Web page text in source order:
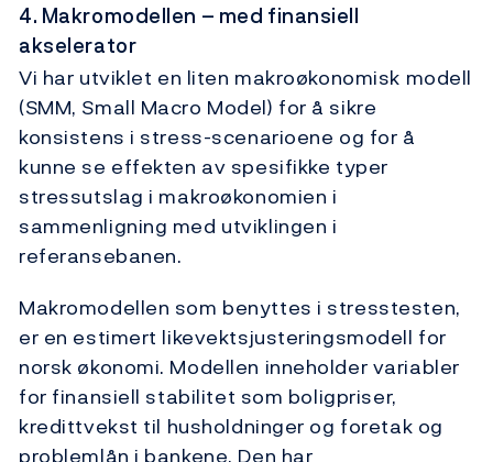
4. Makromodellen – med finansiell
akselerator
Vi har utviklet en liten makroøkonomisk modell
(SMM, Small Macro Model) for å sikre
konsistens i stress-scenarioene og for å
kunne se effekten av spesifikke typer
stressutslag i makroøkonomien i
sammenligning med utviklingen i
referansebanen.
Makromodellen som benyttes i stresstesten,
er en estimert likevektsjusteringsmodell for
norsk økonomi. Modellen inneholder variabler
for finansiell stabilitet som boligpriser,
kredittvekst til husholdninger og foretak og